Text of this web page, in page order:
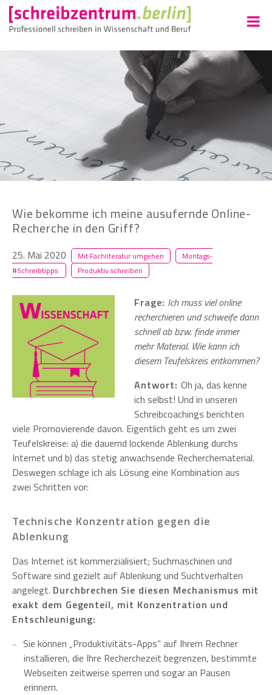
Wie bekomme ich meine ausufernde Online-
Recherche in den Griff?
25. Mai 2020 Mit Fachliteratur umgehen
Montags-
#Schreibtipps:
Produktiv schreiben
Frage: Ich muss viel online
recherchieren und schweife dann
schnell ab bzw. finde immer
mehr Material. Wie kann ich
diesem Teufelskreis entkommen?
Antwort: Oh ja, das kenne
ich selbst! Und in unseren
Schreibcoachings berichten
viele Promovierende davon. Eigentlich geht es um zwei
Teufelskreise: a) die dauernd lockende Ablenkung durchs
Internet und b) das stetig anwachsende Recherchematerial.
Deswegen schlage ich als Lösung eine Kombination aus
zwei Schritten vor:
Technische Konzentration gegen die
Ablenkung
Das Internet ist kommerzialisiert; Suchmaschinen und
Software sind gezielt auf Ablenkung und Suchtverhalten
angelegt. Durchbrechen Sie diesen Mechanismus mit
exakt dem Gegenteil, mit Konzentration und
Entschleunigung:
Sie können „Produktivitäts-Apps“ auf Ihrem Rechner
installieren, die Ihre Recherchezeit begrenzen, bestimmte
Webseiten zeitweise sperren und sogar an Pausen
erinnern.